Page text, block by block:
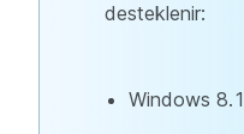
desteklenir:
Windows